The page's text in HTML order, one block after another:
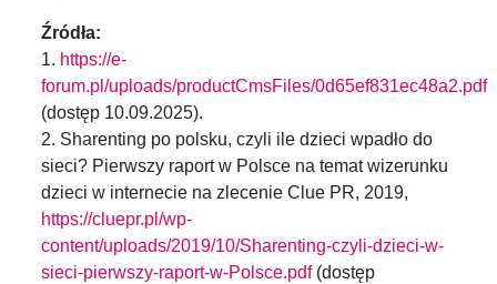
Źródła:
1. https://e-
forum.pl/uploads/productCmsFiles/0d65ef831ec48a2.pdf
(dostęp 10.09.2025).
2. Sharenting po polsku, czyli ile dzieci wpadło do
sieci? Pierwszy raport w Polsce na temat wizerunku
dzieci w internecie na zlecenie Clue PR, 2019,
https://cluepr.pl/wp-
content/uploads/2019/10/Sharenting-czyli-dzieci-w-
sieci-pierwszy-raport-w-Polsce.pdf(dostęp